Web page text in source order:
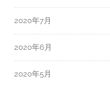
2020年7月
2020年6月
2020年5月